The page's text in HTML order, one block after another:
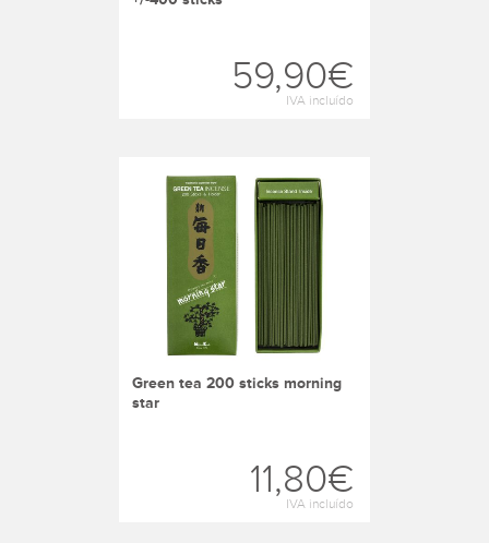
59,90€
IVA incluído
green tea 200 sticks morning
star
11,80€
IVA incluído